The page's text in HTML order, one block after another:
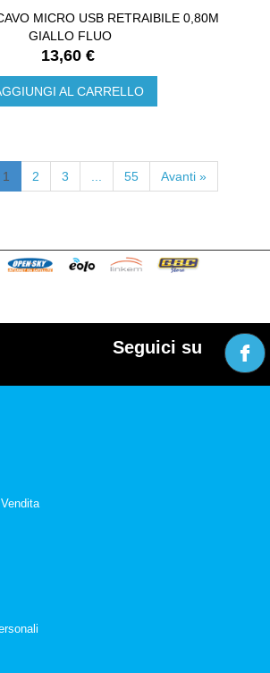
MICRO USB RETRAIBILE 0,80M
GIALLO FLUO
13,60 €
AL CARRELLO
1 2 3 55 Avanti »
Seguici su